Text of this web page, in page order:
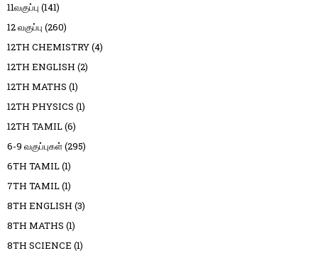
11வகுப்பு (141)
12 வகுப்பு (260)
12TH CHEMISTRY(4)
12TH ENGLISH (2)
12TH MATHS (1)
12TH PHYSICS (1)
12TH TAMIL(6)
6-9 வகுப்புகள்(295)
6TH TAMIL(1)
7TH TAMIL(1)
8TH ENGLISH (3)
8TH MATHS (1)
8TH SCIENCE (1)